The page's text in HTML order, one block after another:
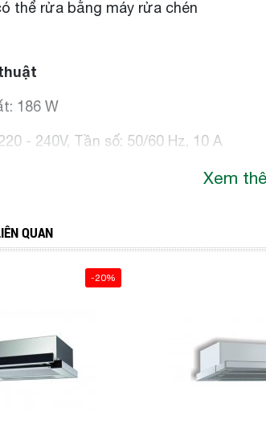
thể rửa bằng máy rửa chén
186 W
- 240V, Tần số: 50/60 Hz, 10 A
175cm, không kèm đầu cắm
x 180C mm
0903.96.90.93
Xem
QUAN
-20%